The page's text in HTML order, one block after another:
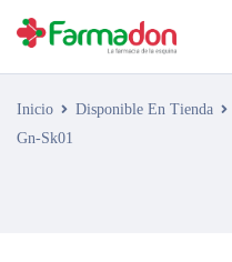
Inicio Disponible En Tienda
Gn-Sk01